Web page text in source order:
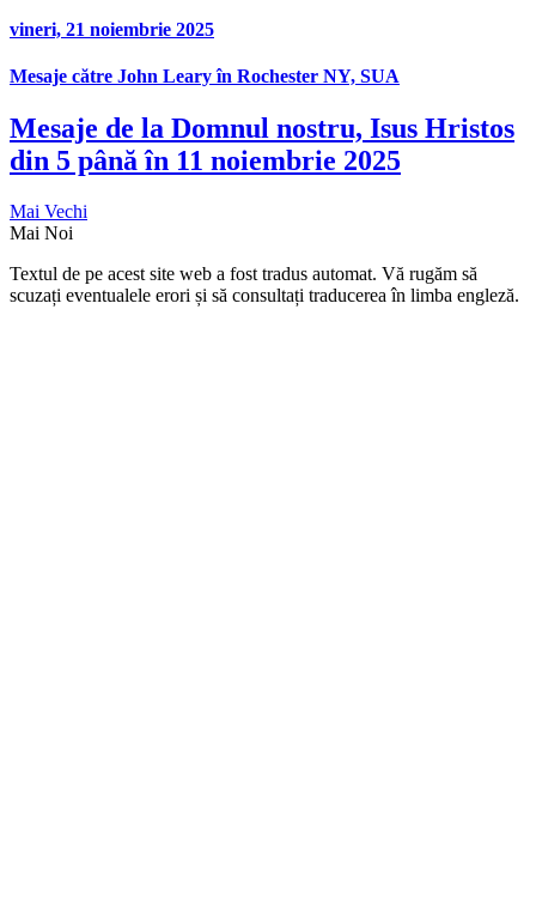
vineri, 21 noiembrie 2025
Mesaje către John Leary în Rochester NY, SUA
Mesaje de la Domnul nostru, Isus Hristos
din 5 până în 11 noiembrie 2025
Mai Vechi
Mai Noi
Textul de pe acest site web a fost tradus automat. Vă rugăm să
scuzați eventualele erori și să consultați traducerea în limba engleză.